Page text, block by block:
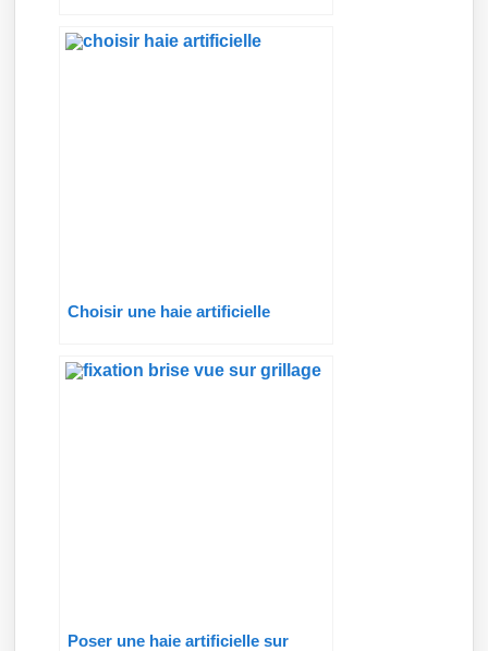
Choisir une haie artificielle
Poser une haie artificielle sur